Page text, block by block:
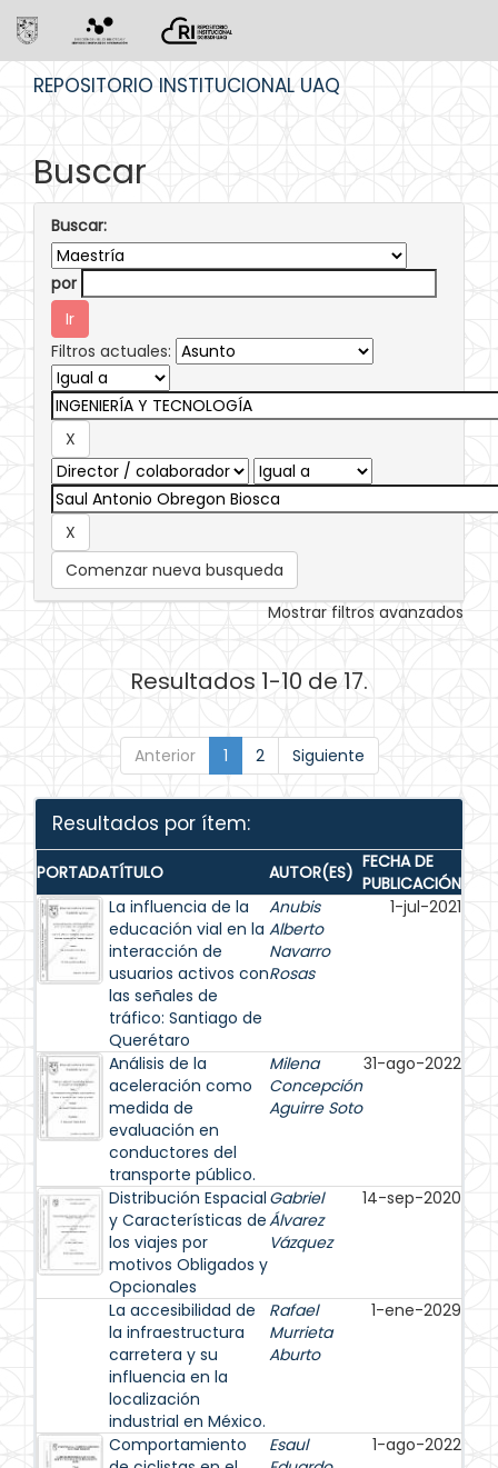
REPOSITORIO INSTITUCIONAL UAQ
Buscar
Buscar:
por
Filtros actuales:
Comenzar nueva busqueda
Mostrar filtros avanzados
Resultados 1-10 de 17.
Anterior 1 2 Siguiente
Resultados por ítem:
PORTADATÍTULO AUTOR(ES) FECHA DE
PUBLICACIÓN
La influencia de la
educación vial en la
interacción de
usuarios activos con
las señales de
tráfico: Santiago de
Querétaro
Anubis
Alberto
Navarro
Rosas
1-jul-2021
Análisis de la
aceleración como
medida de
evaluación en
conductores del
transporte público.
Milena
Concepción
Aguirre Soto
31-ago-2022
Distribución Espacial
y Características de
los viajes por
motivos Obligados y
Opcionales
Gabriel
Álvarez
Vázquez
14-sep-2020
La accesibilidad de
la infraestructura
carretera y su
influencia en la
localización
industrial en México.
Rafael
Murrieta
Aburto
1-ene-2029
Comportamiento
Esaul
1-ago-2022